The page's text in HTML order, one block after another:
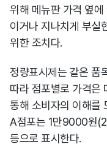
위해 메뉴판 가격 옆에
이거나 지나치게 부실
위한 조치다.
정량표시제는 같은 품
따라 점포별로 가격은
통해 소비자의 이해를
A점포는 1만9000원
등으로 표시한다.